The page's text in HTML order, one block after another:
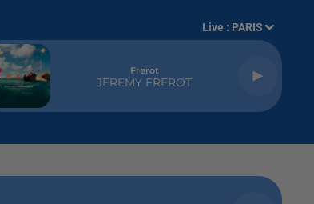
Live : PARIS
Frerot
JEREMY FREROT